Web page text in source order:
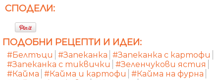
СПОДЕЛИ:
ПОДОБНИ РЕЦЕПТИ И ИДЕИ:
#Белтъци #Запеканка #Запеканка с картофи
#Запеканка с тиквички
#Зеленчукови ястия
#Кайма #Кайма и картофи
#Кайма на фурна